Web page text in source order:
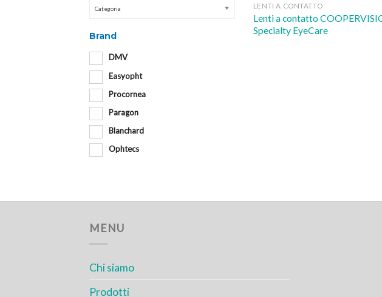
Categoria
Brand
DMV
Easyopht
Procornea
Paragon
Blanchard
Ophtecs
LENTI A CONTATTO
Lenti a contatto
Specialty EyeCare
MENU
Chi siamo
Prodotti